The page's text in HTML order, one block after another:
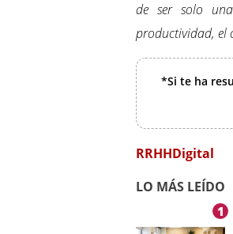
de ser solo
productividad, el
*Si te ha
RRHHDigital
LO MÁS LEÍDO
1